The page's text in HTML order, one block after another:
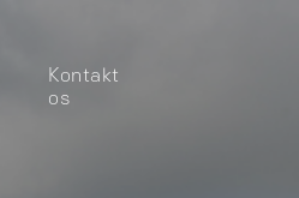
Kontakt
os